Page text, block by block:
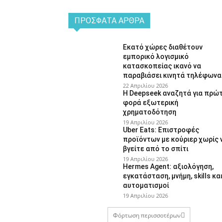
ΠΡΌΣΦΑΤΑ ΆΡΘΡΑ
Εκατό χώρες διαθέτουν
εμπορικό λογισμικό
κατασκοπείας ικανό να
παραβιάσει κινητά τηλέφωνα
22 Απριλίου 2026
Η Deepseek αναζητά για
φορά εξωτερική
χρηματοδότηση
19 Απριλίου 2026
Uber Eats: Επιστροφές
προϊόντων με κούριερ χωρίς
βγείτε από το σπίτι
19 Απριλίου 2026
Hermes Agent: αξιολόγηση,
εγκατάσταση, μνήμη, skills και
αυτοματισμοί
19 Απριλίου 2026
Φόρτωση περισσοτέρων